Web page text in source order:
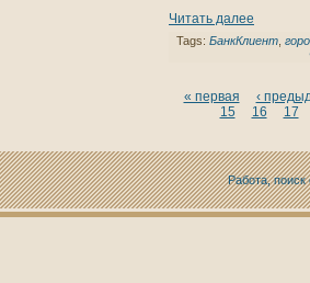
Читать далее
Tags: БанкКлиент
« первая
‹
15
16 17
Работа, поиск